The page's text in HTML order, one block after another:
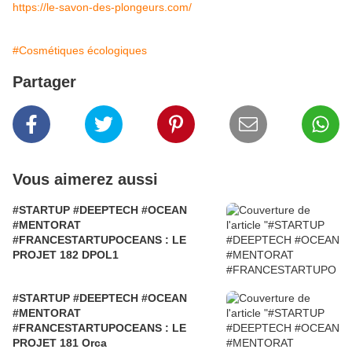
https://le-savon-des-plongeurs.com/
#Cosmétiques écologiques
Partager
Vous aimerez aussi
#STARTUP #DEEPTECH #OCEAN
#MENTORAT
#FRANCESTARTUPOCEANS : LE
PROJET 182 DPOL1
#STARTUP #DEEPTECH #OCEAN
#MENTORAT
#FRANCESTARTUPOCEANS : LE
PROJET 181 Orca